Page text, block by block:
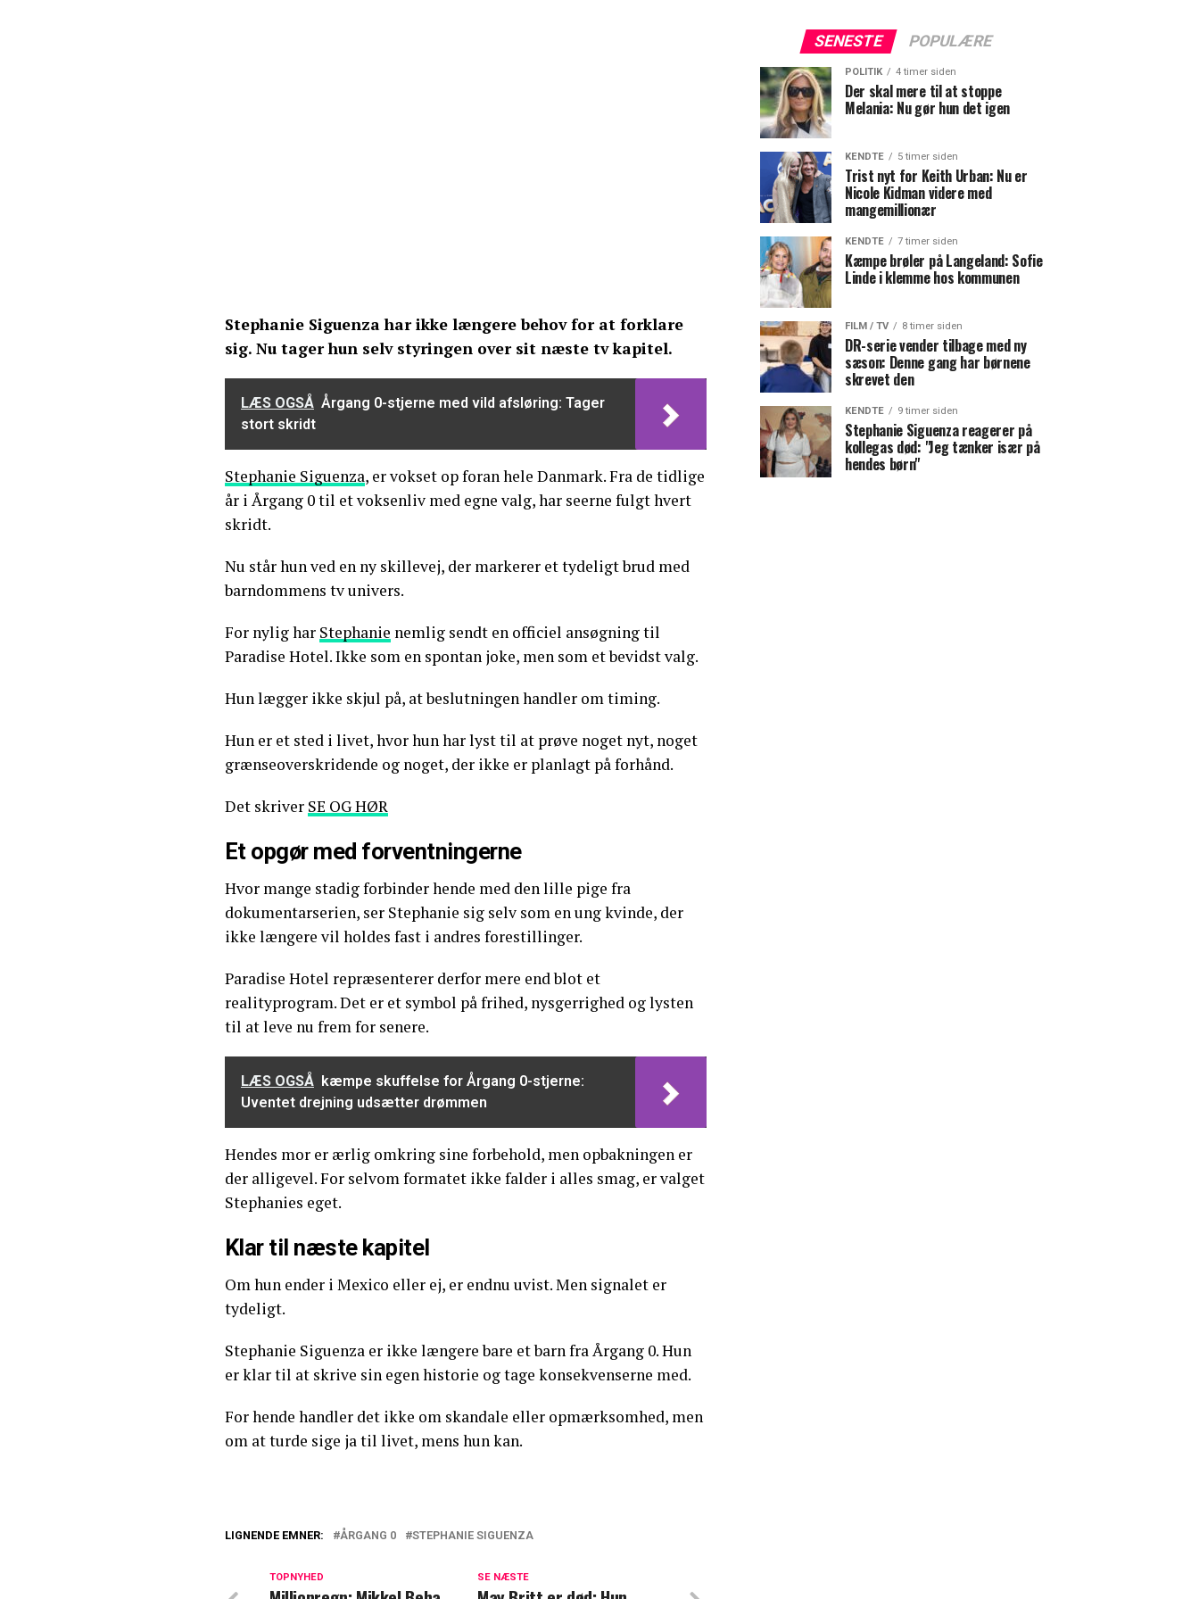
Stephanie Siguenza har ikke længere behov for at forklare
sig. Nu tager hun selv styringen over sit næste tv kapitel.
LÆS OGSÅ Årgang 0-stjerne med vild afsløring: Tager
stort skridt
Stephanie Siguenza, er vokset op foran hele Danmark. Fra de tidlige
år i Årgang 0 til et voksenliv med egne valg, har seerne fulgt hvert
skridt.
Nu står hun ved en ny skillevej, der markerer et tydeligt brud med
barndommens tv univers.
For nylig har Stephanie nemlig sendt en officiel ansøgning til
Paradise Hotel. Ikke som en spontan joke, men som et bevidst valg.
Hun lægger ikke skjul på, at beslutningen handler om timing.
Hun er et sted i livet, hvor hun har lyst til at prøve noget nyt, noget
grænseoverskridende og noget, der ikke er planlagt på forhånd.
Det skriver SE OG HØR
Et opgør med forventningerne
Hvor mange stadig forbinder hende med den lille pige fra
dokumentarserien, ser Stephanie sig selv som en ung kvinde, der
ikke længere vil holdes fast i andres forestillinger.
Paradise Hotel repræsenterer derfor mere end blot et
realityprogram. Det er et symbol på frihed, nysgerrighed og lysten
til at leve nu frem for senere.
LÆS OGSÅ kæmpe skuffelse for Årgang 0-stjerne:
Uventet drejning udsætter drømmen
Hendes mor er ærlig omkring sine forbehold, men opbakningen er
der alligevel. For selvom formatet ikke falder i alles smag, er valget
Stephanies eget.
Klar til næste kapitel
Om hun ender i Mexico eller ej, er endnu uvist. Men signalet er
tydeligt.
Stephanie Siguenza er ikke længere bare et barn fra Årgang 0. Hun
er klar til at skrive sin egen historie og tage konsekvenserne med.
For hende handler det ikke om skandale eller opmærksomhed, men
om at turde sige ja til livet, mens hun kan.
da lidt stolt"
LIGNENDE EMNER: ÅRGANG 0 STEPHANIE SIGUENZA
SE NÆSTE
TOPNYHED
SENESTE POPULÆRE
POLITIK 4 timer siden
Der skal mere til at stoppe
Melania: Nu gør hun det igen
KENDTE 5 timer siden
Trist nyt for Keith Urban: Nu er
Nicole Kidman videre med
mangemillionær
KENDTE 7 timer siden
Kæmpe brøler på Langeland: Sofie
Linde i klemme hos kommunen
FILM / TV 8 timer siden
DR-serie vender tilbage med ny
sæson: Denne gang har børnene
skrevet den
KENDTE 9 timer siden
Stephanie Siguenza reagerer på
kollegas død: "Jeg tænker især på
hendes børn"